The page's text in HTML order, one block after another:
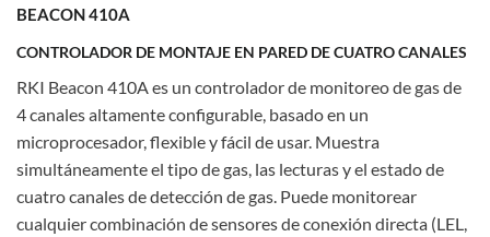
BEACON 410A
CONTROLADOR DE MONTAJE EN PARED DE CUATRO CANALES
RKI Beacon 410A es un controlador de monitoreo de gas de
4 canales altamente configurable, basado en un
microprocesador, flexible y fácil de usar. Muestra
simultáneamente el tipo de gas, las lecturas y el estado de
cuatro canales de detección de gas. Puede monitorear
cualquier combinación de sensores de conexión directa (LEL,